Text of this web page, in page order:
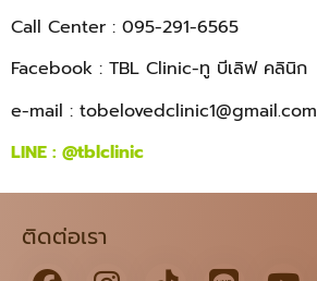
Call Center : 095-291-6565
Facebook : TBL Clinic-ทู บีเลิฟ คลินิก
e-mail : tobelovedclinic1@gmail.com
LINE : @tblclinic
ติดต่อเรา